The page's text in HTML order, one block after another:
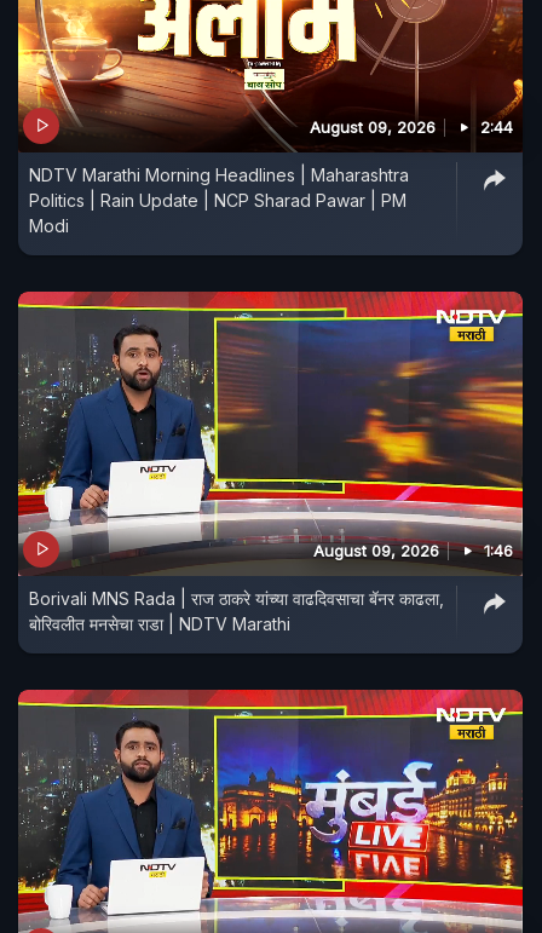
August 09, 2026 2:44
NDTV Marathi Morning Headlines | Maharashtra
Politics | Rain Update | NCP Sharad Pawar | PM
Modi
August 09, 2026 1:46
Borivali MNS Rada | राज ठाकरे यांच्या वाढदिवसाचा बॅनर काढला,
बोरिवलीत मनसेचा राडा | NDTV Marathi